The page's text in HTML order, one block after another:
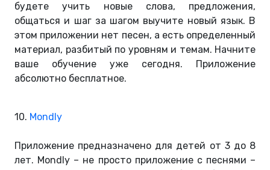
будете учить новые слова, предложения,
общаться и шаг за шагом выучите новый язык. В
этом приложении нет песен, а есть определенный
материал, разбитый по уровням и темам. Начните
ваше обучение уже сегодня. Приложение
абсолютно бесплатное.
10. Mondly
Приложение предназначено для детей от 3 до 8
лет. Mondly – не просто приложение с песнями –